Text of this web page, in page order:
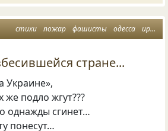
стихи пожар фашисты одесса ирина самарина
стране...
Украине»,
же подло жгут???
однажды сгинет…
понесут…